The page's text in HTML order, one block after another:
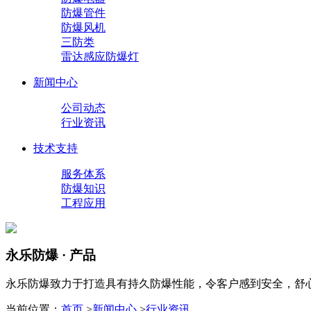
防爆管件
防爆风机
三防类
雷达感应防爆灯
新闻中心
公司动态
行业资讯
技术支持
服务体系
防爆知识
工程应用
永乐防爆 · 产品
永乐防爆致力于打造具有持久防爆性能，令客户感到安全，舒